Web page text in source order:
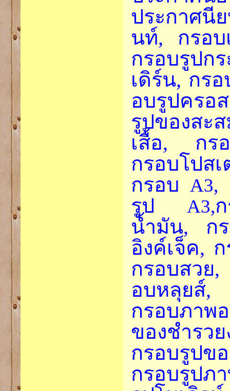
ประกาศนี
นท์, กรอบ
กรอบรูป
เดิร์น, กร
อบรูปครอ
รูปของสะ
เสื้อ, กรอ
กรอบโปสเ
กรอบ A3,
รูป A3,
น้ำมัน, ก
อิงค์เจ็ค,
กรอบสวย
อบหลุยส์,
กรอบภา
ของชำรว
กรอบรูปข
กรอบรูปภ